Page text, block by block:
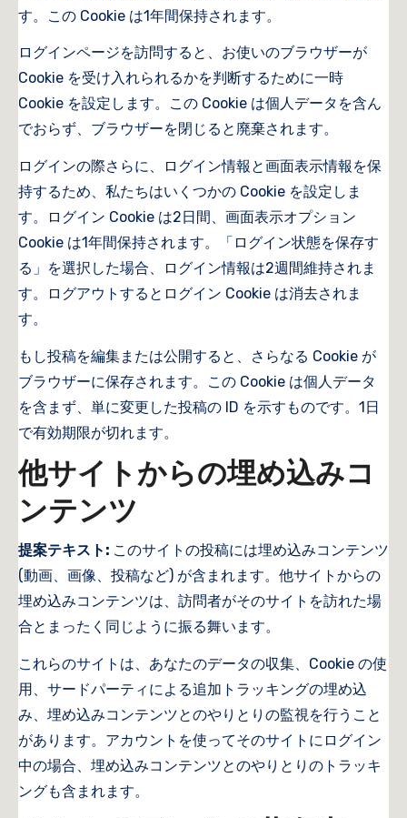
す。この Cookie は1年間保持されます。
ログインページを訪問すると、お使いのブラウザーが
Cookie を受け入れられるかを判断するために一時
Cookie を設定します。この Cookie は個人データを含ん
でおらず、ブラウザーを閉じると廃棄されます。
ログインの際さらに、ログイン情報と画面表示情報を保
持するため、私たちはいくつかの Cookie を設定しま
す。ログイン Cookie は2日間、画面表示オプション
Cookie は1年間保持されます。「ログイン状態を保存す
る」を選択した場合、ログイン情報は2週間維持されま
す。ログアウトするとログイン Cookie は消去されま
す。
もし投稿を編集または公開すると、さらなる Cookie が
ブラウザーに保存されます。この Cookie は個人データ
を含まず、単に変更した投稿の ID を示すものです。1日
で有効期限が切れます。
他サイトからの埋め込みコ
ンテンツ
提案テキスト: このサイトの投稿には埋め込みコンテンツ
(動画、画像、投稿など) が含まれます。他サイトからの
埋め込みコンテンツは、訪問者がそのサイトを訪れた場
合とまったく同じように振る舞います。
これらのサイトは、あなたのデータの収集、Cookie の使
用、サードパーティによる追加トラッキングの埋め込
み、埋め込みコンテンツとのやりとりの監視を行うこと
があります。アカウントを使ってそのサイトにログイン
中の場合、埋め込みコンテンツとのやりとりのトラッキ
ングも含まれます。